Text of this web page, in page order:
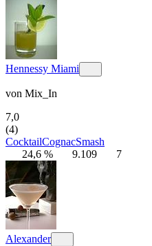
Hennessy Miami
von Mix_In
7,0
(4)
CocktailCognacSmash
24,6 %
9.109 7
Alexander